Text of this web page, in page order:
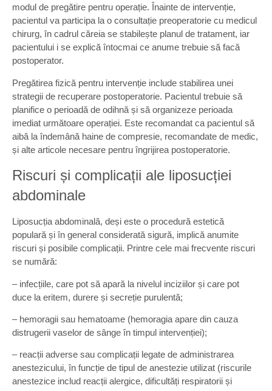
modul de pregătire pentru operație. Înainte de intervenție,
pacientul va participa la o consultație preoperatorie cu medicul
chirurg, în cadrul căreia se stabilește planul de tratament, iar
pacientului i se explică întocmai ce anume trebuie să facă
postoperator.
Pregătirea fizică pentru intervenție include stabilirea unei
strategii de recuperare postoperatorie. Pacientul trebuie să
planifice o perioadă de odihnă și să organizeze perioada
imediat următoare operației. Este recomandat ca pacientul să
aibă la îndemână haine de compresie, recomandate de medic,
și alte articole necesare pentru îngrijirea postoperatorie.
Riscuri și complicații ale liposucției
abdominale
Liposucția abdominală, deși este o procedură estetică
populară și în general considerată sigură, implică anumite
riscuri și posibile complicații. Printre cele mai frecvente riscuri
se numără:
– infecțiile, care pot să apară la nivelul inciziilor și care pot
duce la eritem, durere și secreție purulentă;
– hemoragii sau hematoame (hemoragia apare din cauza
distrugerii vaselor de sânge în timpul intervenției);
– reacții adverse sau complicații legate de administrarea
anestezicului, în funcție de tipul de anestezie utilizat (riscurile
anestezice includ reacții alergice, dificultăți respiratorii și